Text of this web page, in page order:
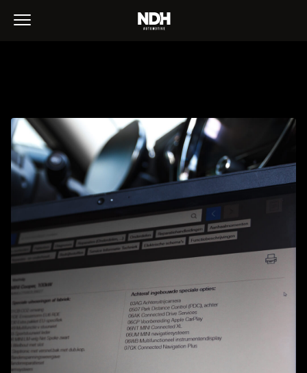
UW BMW & MINI
UPGRADE STUDIO
AANBOD CONTACT